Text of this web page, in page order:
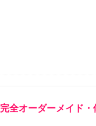
完全オーダーメイド